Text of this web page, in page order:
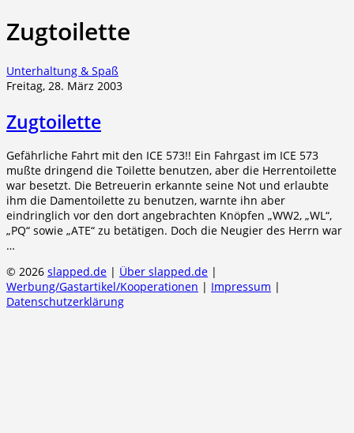
Zugtoilette
Unterhaltung & Spaß
Freitag, 28. März 2003
Zugtoilette
Gefährliche Fahrt mit den ICE 573!! Ein Fahrgast im ICE 573
mußte dringend die Toilette benutzen, aber die Herrentoilette
war besetzt. Die Betreuerin erkannte seine Not und erlaubte
ihm die Damentoilette zu benutzen, warnte ihn aber
eindringlich vor den dort angebrachten Knöpfen „WW2, „WL“,
„PQ“ sowie „ATE“ zu betätigen. Doch die Neugier des Herrn war
…
© 2026 slapped.de | Über slapped.de |
Werbung/Gastartikel/Kooperationen | Impressum |
Datenschutzerklärung